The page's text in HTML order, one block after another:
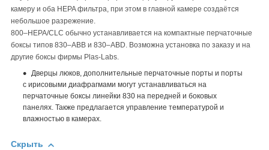
камеру и оба HEPA фильтра, при этом в главной камере создаётся
небольшое разрежение.
800–HEPA/CLC обычно устанавливается на компактные перчаточные
боксы типов 830–ABB и 830–ABD. Возможна установка по заказу и на
другие боксы фирмы Plas-Labs.
Дверцы люков, дополнительные перчаточные порты и порты
с ирисовыми диафрагмами могут устанавливаться на
перчаточные боксы линейки 830 на передней и боковых
панелях. Также предлагается управление температурой и
влажностью в камерах.
Скрыть